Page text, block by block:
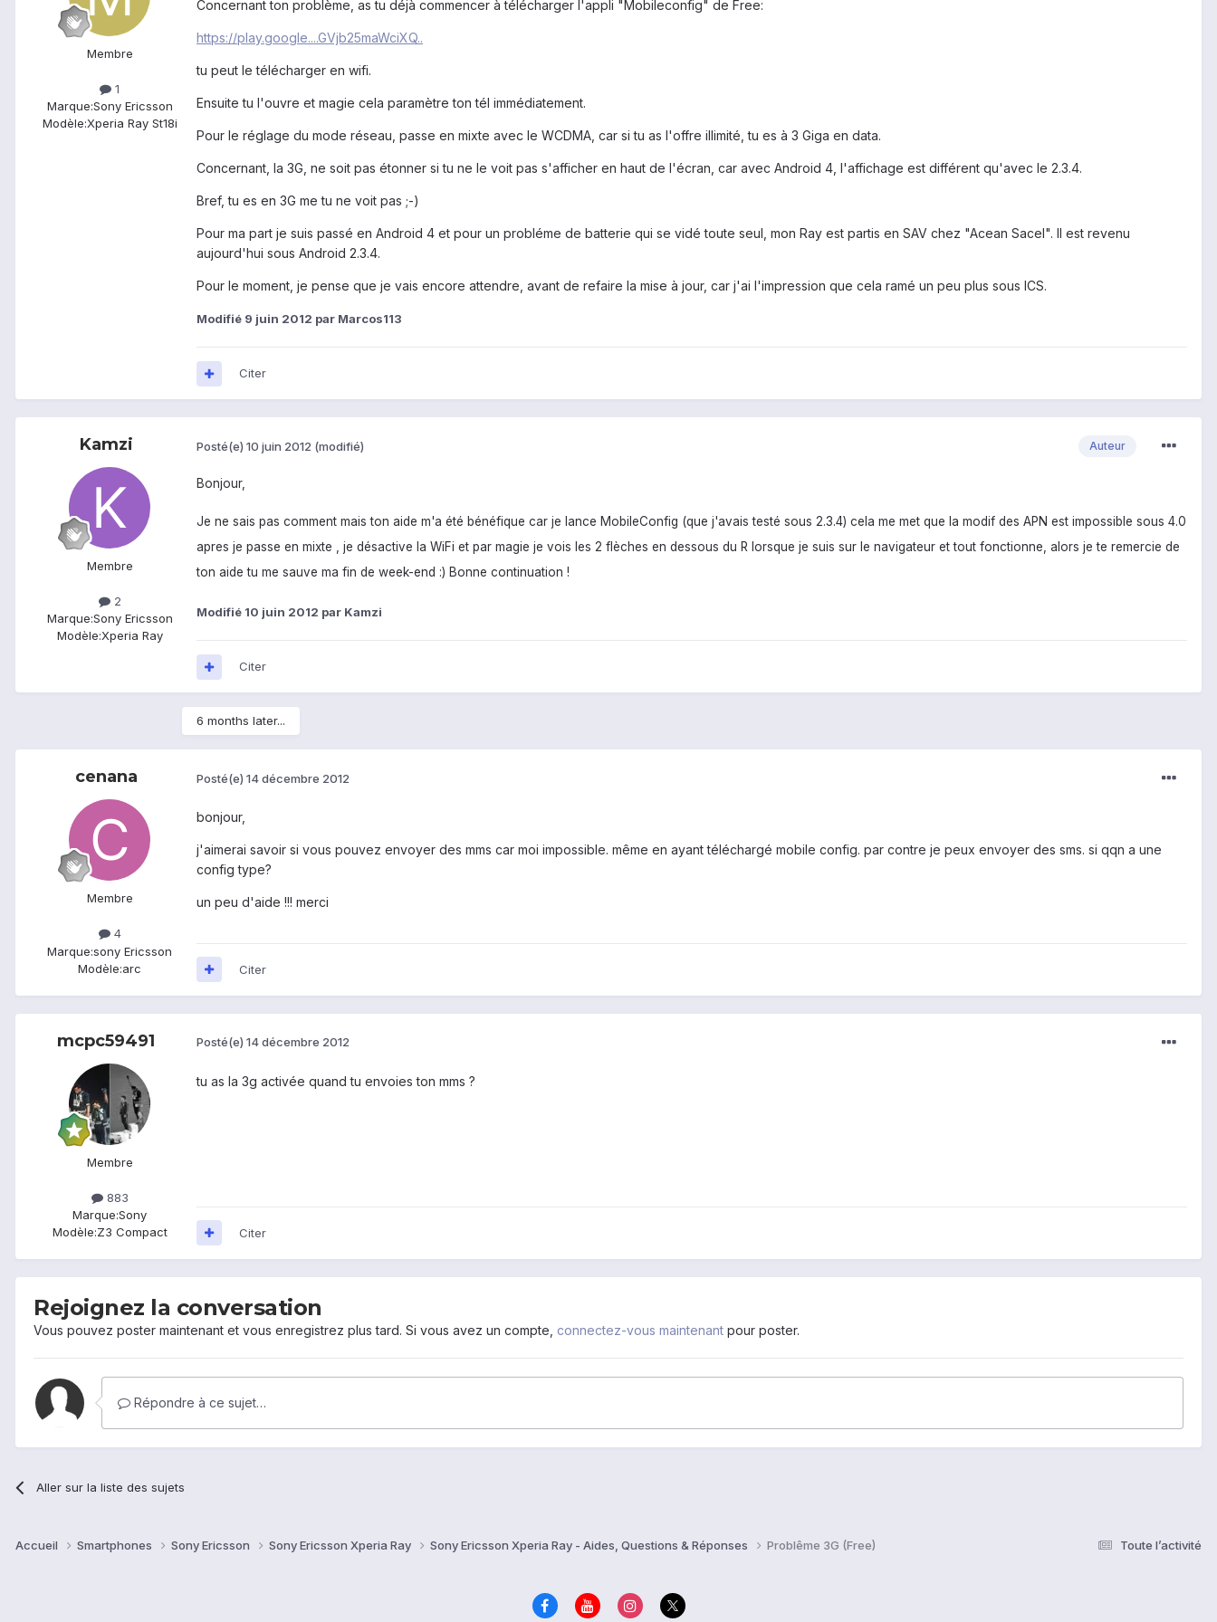
Membre
1
Marque:Sony Ericsson
Modèle:Xperia Ray St18i
Concernant ton problème, as tu déjà commencer à télécharger l'appli "Mobileconfig" de Free:
https://play.google....GVjb25maWciXQ..
tu peut le télécharger en wifi.
Ensuite tu l'ouvre et magie cela paramètre ton tél immédiatement.
Pour le réglage du mode réseau, passe en mixte avec le WCDMA, car si tu as l'offre illimité, tu es à 3 Giga en data.
Concernant, la 3G, ne soit pas étonner si tu ne le voit pas s'afficher en haut de l'écran, car avec Android 4, l'affichage est différent qu'avec le 2.3.4.
Bref, tu es en 3G me tu ne voit pas ;-)
Pour ma part je suis passé en Android 4 et pour un probléme de batterie qui se vidé toute seul, mon Ray est partis en SAV chez "Acean Sacel". Il est revenu
aujourd'hui sous Android 2.3.4.
Pour le moment, je pense que je vais encore attendre, avant de refaire la mise à jour, car j'ai l'impression que cela ramé un peu plus sous ICS.
Modifié 9 juin 2012 par Marcos113
Citer
Kamzi
Membre
2
Marque:Sony Ericsson
Modèle:Xperia Ray
Auteur
Posté(e) 10 juin 2012 (modifié)
Bonjour,
Je ne sais pas comment mais ton aide m'a été bénéfique car je lance MobileConfig (que j'avais testé sous 2.3.4) cela me met que la modif des APN est impossible sous 4.0
apres je passe en mixte , je désactive la WiFi et par magie je vois les 2 flèches en dessous du R lorsque je suis sur le navigateur et tout fonctionne, alors je te remercie de
ton aide tu me sauve ma fin de week-end :) Bonne continuation !
Modifié 10 juin 2012 par Kamzi
Citer
6 months later...
cenana
Membre
4
Marque:sony Ericsson
Modèle:arc
Posté(e) 14 décembre 2012
bonjour,
j'aimerai savoir si vous pouvez envoyer des mms car moi impossible. même en ayant téléchargé mobile config. par contre je peux envoyer des sms. si qqn a une
config type?
un peu d'aide !!! merci
Citer
mcpc59491
Membre
883
Marque:Sony
Modèle:Z3 Compact
Posté(e) 14 décembre 2012
tu as la 3g activée quand tu envoies ton mms ?
Citer
Rejoignez la conversation
Vous pouvez poster maintenant et vous enregistrez plus tard. Si vous avez un compte, connectez-vous maintenant pour poster.
Répondre à ce sujet…
Aller sur la liste des sujets
Toute l’activité
Accueil Smartphones Sony Ericsson Sony Ericsson Xperia Ray Sony Ericsson Xperia Ray - Aides, Questions & Réponses Problême 3G (Free)